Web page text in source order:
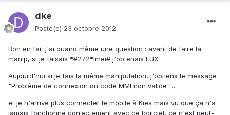
dke
Posté(e) 23 octobre 2012
Bon en fait j'ai quand même une question : avant de faire la
manip, si je faisais *#272*imei# j'obtenais LUX
Aujourd'hui si je fais la même manipulation, j'obtiens le message
"Problème de connexion ou code MMI non valide" ...
et je n'arrive plus connecter le mobile à Kies mais vu que ça n'a
jamais fonctionné correctement avec ce logiciel, ce n'est peut-